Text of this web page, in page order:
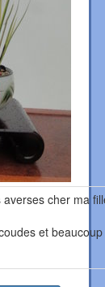
cher ma
et